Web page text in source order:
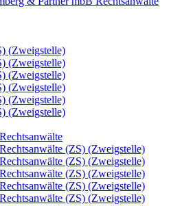
(Zweigstelle)
(Zweigstelle)
(Zweigstelle)
(Zweigstelle)
(Zweigstelle)
(Zweigstelle)
(ZS) (Zweigstelle)
(ZS) (Zweigstelle)
(ZS) (Zweigstelle)
(ZS) (Zweigstelle)
(ZS) (Zweigstelle)